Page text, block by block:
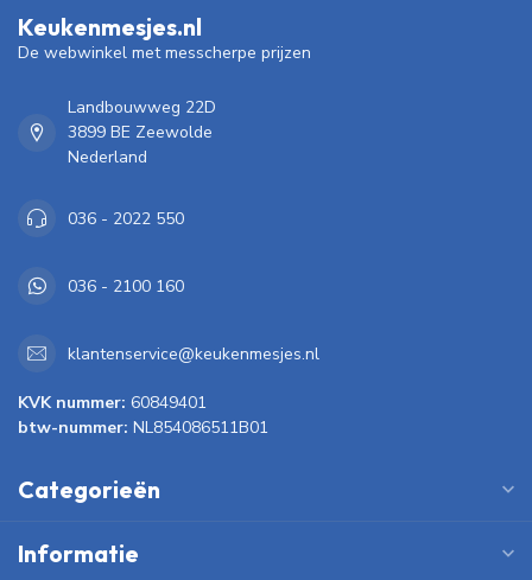
Keukenmesjes.nl
De webwinkel met messcherpe prijzen
Landbouwweg 22D
3899 BE Zeewolde
Nederland
036 - 2022 550
036 - 2100 160
klantenservice@keukenmesjes.nl
KVK nummer: 60849401
btw-nummer: NL854086511B01
Categorieën
Informatie